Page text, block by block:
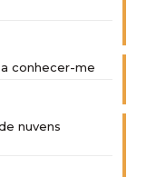
conhecer-me
nuvens